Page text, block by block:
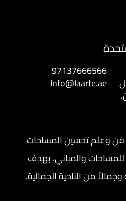
97137666566
Info@laarte.ae
فن وعلم تحسين المساحات
للمساحات والمباني، بهدف
من الناحية الجمالية.